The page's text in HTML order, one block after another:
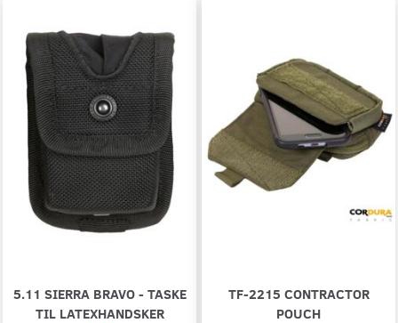
5.11 SIERRA BRAVO - TASKE
TIL LATEXHANDSKER
TF-2215 CONTRACTOR
POUCH